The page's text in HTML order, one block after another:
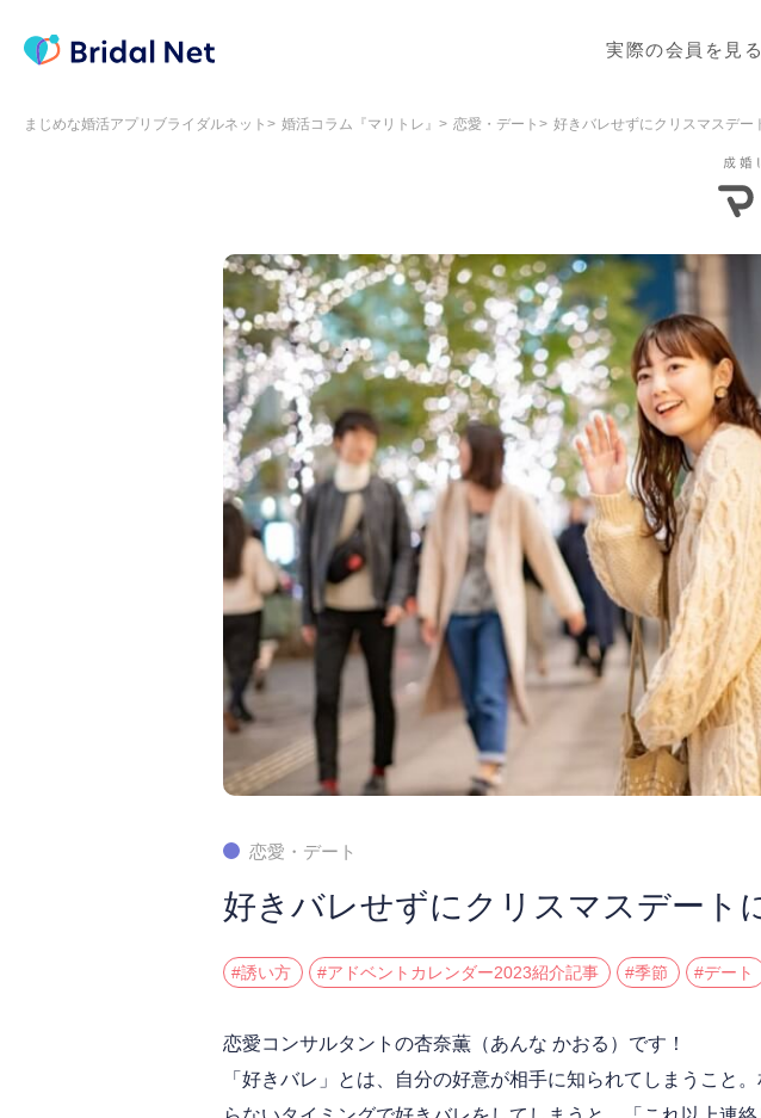
実際の会員を見る
まじめな婚活アプリブライダルネット 婚活コラム『マリトレ』 恋愛・デート 好きバレせずにクリスマスデー
恋愛・デート
好きバレせずにクリスマスデート
#誘い方 #アドベントカレンダー2023紹介記事 #季節 #デート
恋愛コンサルタントの杏奈薫（あんな かおる）です！
「好きバレ」とは、自分の好意が相手に知られてしまうこと